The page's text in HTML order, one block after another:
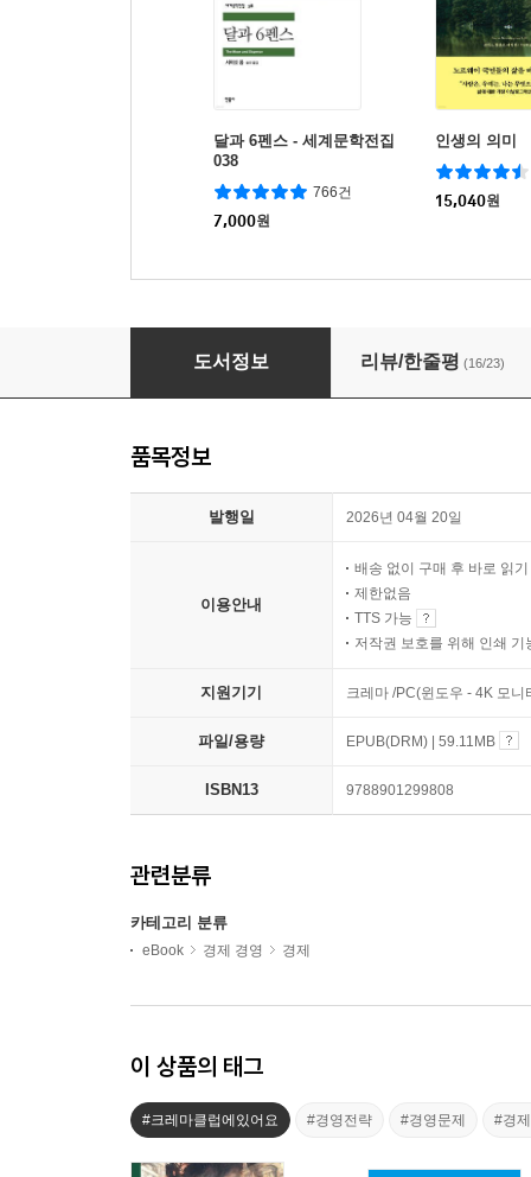
달과 6펜스 - 세계문학전집
038
766건
7,000원
인생의 의미
15,040원
도서정보 리뷰/한줄평 (16/23)
품목정보
발행일 2026년 04월 20일
이용안내
배송 없이 구매 후 바로 읽기
제한없음
TTS 가능
저작권 보호를 위해 인쇄 기
지원기기 크레마 /PC(윈도우 - 4K 모
파일/용량 EPUB(DRM) | 59.11MB
ISBN13 9788901299808
관련분류
카테고리 분류
eBook 경제 경영 경제
이 상품의 태그
#크레마클럽에있어요 #경영전략 #경영문제 #경